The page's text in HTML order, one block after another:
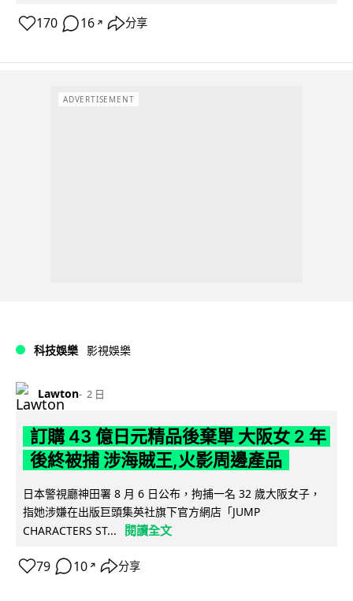
170 16 ↗ 分享
ADVERTISEMENT
科技娛樂 影視娛樂
Lawton 2 日
訂購 43 億日元精品後棄單 大阪女 2 年
後終被捕 涉海賊王,火影周邊產品
日本警視廳神田署 8 月 6 日公布，拘捕一名 32 歲大阪女子，
指她涉嫌在出版巨頭集英社旗下官方網店「JUMP
CHARACTERS ST...
閱讀全文
79 10 ↗ 分享